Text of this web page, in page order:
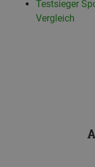
Testsieger
Vergleich